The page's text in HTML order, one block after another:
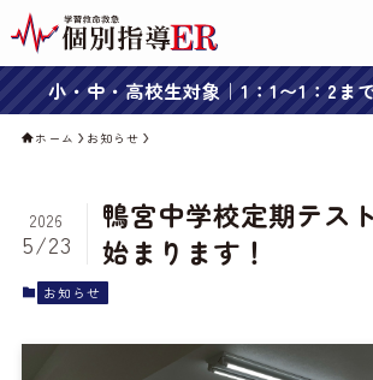
小・中・高校生対象｜1：1〜1：2ま
ホーム お知らせ
鴨宮中学校定期テス
始まります！
2026
5/23
お知らせ